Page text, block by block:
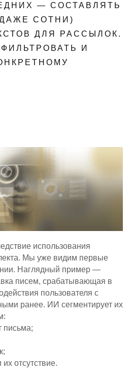
— СОСТАВЛЯТЬ
СОТНИ)
ДЛЯ РАССЫЛОК.
И
использования
Мы уже видим первые
Наглядный пример —
писем, срабатывающая в
пользователя с
ранее. ИИ сегментирует их
письма;
их отсутствие.